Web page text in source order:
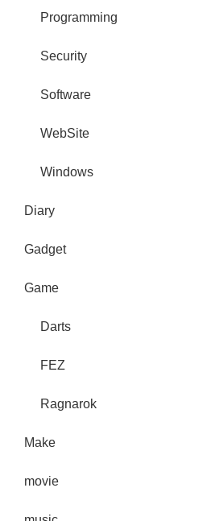
Programming
Security
Software
WebSite
Windows
Diary
Gadget
Game
Darts
FEZ
Ragnarok
Make
movie